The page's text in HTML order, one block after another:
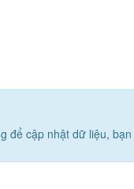
để cập nhật dữ liệu,